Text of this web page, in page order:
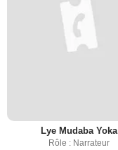
Lye Mudaba Yoka
Rôle : Narrateur